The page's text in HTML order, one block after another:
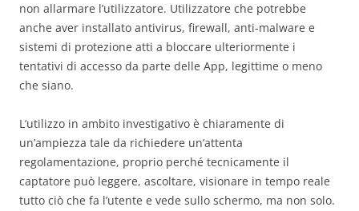
non allarmare l’utilizzatore. Utilizzatore che potrebbe
anche aver installato antivirus, firewall, anti-malware e
sistemi di protezione atti a bloccare ulteriormente i
tentativi di accesso da parte delle App, legittime o meno
che siano.
L’utilizzo in ambito investigativo è chiaramente di
un’ampiezza tale da richiedere un’attenta
regolamentazione, proprio perché tecnicamente il
captatore può leggere, ascoltare, visionare in tempo reale
tutto ciò che fa l’utente e vede sullo schermo, ma non solo.